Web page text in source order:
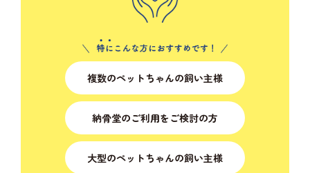
複数のペットちゃんの飼い主様
納骨堂のご利用をご検討の方
大型のペットちゃんの飼い主様